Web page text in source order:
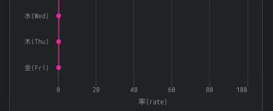
率(rate)
水(Wed)
木(Thu)
金(Fri)
0 20 40 60 80 100